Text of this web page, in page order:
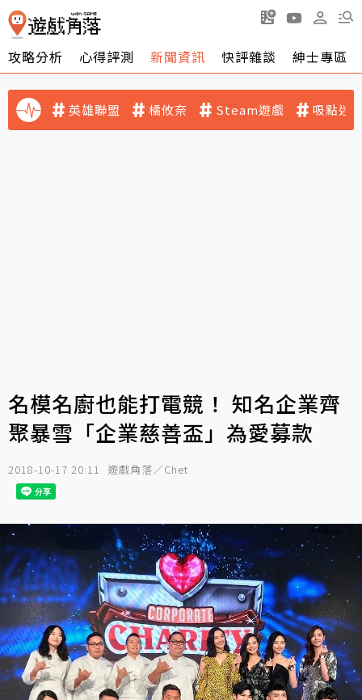
攻略分析 心得評測 新聞資訊 快評雜談 紳士專區
英雄聯盟 橘攸奈 Steam遊戲 吸點迷
名模名廚也能打電競！ 知名企業齊
聚暴雪「企業慈善盃」為愛募款
2018-10-17 20:11 遊戲角落／Chet